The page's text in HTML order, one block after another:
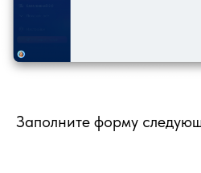
Заполните форму